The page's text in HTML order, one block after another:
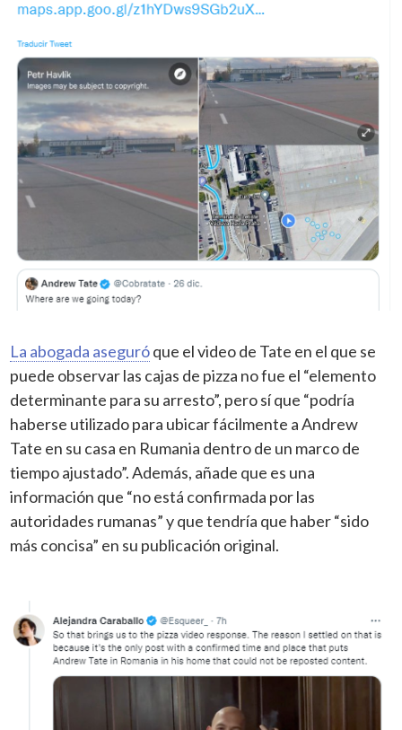
La abogada aseguróque el video de Tate en el que se
puede observar las cajas de pizza no fue el “elemento
determinante para su arresto”, pero sí que “podría
haberse utilizado para ubicar fácilmente a Andrew
Tate en su casa en Rumania dentro de un marco de
tiempo ajustado”. Además, añade que es una
información que “no está confirmada por las
autoridades rumanas” y que tendría que haber “sido
más concisa” en su publicación original.